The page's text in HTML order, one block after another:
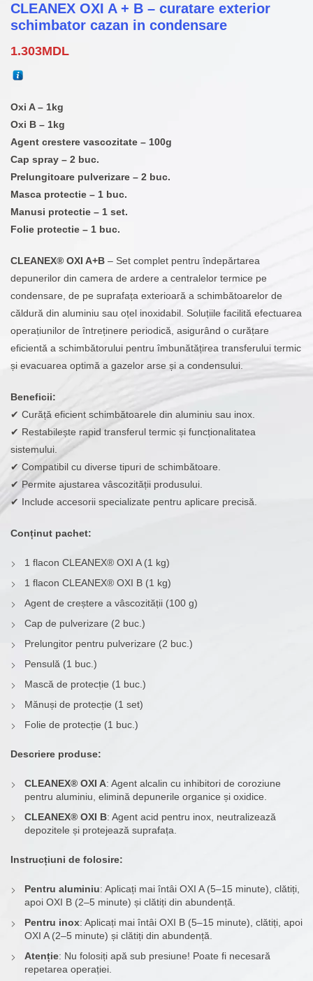
CLEANEX OXI A + B – curatare exterior
schimbator cazan in condensare
1.303MDL
Oxi A – 1kg
Oxi B – 1kg
Agent crestere vascozitate – 100g
Cap spray – 2 buc.
Prelungitoare pulverizare – 2 buc.
Masca protectie – 1 buc.
Manusi protectie – 1 set.
Folie protectie – 1 buc.
CLEANEX® OXI A+B – Set complet pentru îndepărtarea
depunerilor din camera de ardere a centralelor termice pe
condensare, de pe suprafața exterioară a schimbătoarelor de
căldură din aluminiu sau oțel inoxidabil. Soluțiile facilită efectuarea
operațiunilor de întreținere periodică, asigurând o curățare
eficientă a schimbătorului pentru îmbunătățirea transferului termic
și evacuarea optimă a gazelor arse și a condensului.
Beneficii:
✔ Curăță eficient schimbătoarele din aluminiu sau inox.
✔ Restabilește rapid transferul termic și funcționalitatea
sistemului.
✔ Compatibil cu diverse tipuri de schimbătoare.
✔ Permite ajustarea vâscozității produsului.
✔ Include accesorii specializate pentru aplicare precisă.
Conținut pachet:
1 flacon CLEANEX® OXI A (1 kg)
1 flacon CLEANEX® OXI B (1 kg)
Agent de creștere a vâscozității (100 g)
Cap de pulverizare (2 buc.)
Prelungitor pentru pulverizare (2 buc.)
Pensulă (1 buc.)
Mască de protecție (1 buc.)
Mănuși de protecție (1 set)
Folie de protecție (1 buc.)
Descriere produse:
CLEANEX® OXI A: Agent alcalin cu inhibitori de coroziune
pentru aluminiu, elimină depunerile organice și oxidice.
CLEANEX® OXI B: Agent acid pentru inox, neutralizează
depozitele și protejează suprafața.
Instrucțiuni de folosire:
Pentru aluminiu: Aplicați mai întâi OXI A (5–15 minute), clătiți,
apoi OXI B (2–5 minute) și clătiți din abundență.
Pentru inox: Aplicați mai întâi OXI B (5–15 minute), clătiți, apoi
OXI A (2–5 minute) și clătiți din abundență.
Atenție: Nu folosiți apă sub presiune! Poate fi necesară
repetarea operației.